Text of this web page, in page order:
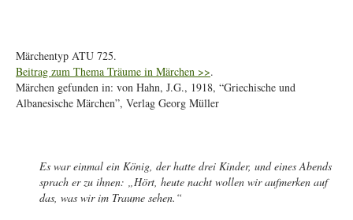
Märchentyp ATU 725.
Beitrag zum Thema Träume in Märchen >>.
Märchen gefunden in: von Hahn, J.G., 1918, “Griechische und
Albanesische Märchen”, Verlag Georg Müller
Es war einmal ein König, der hatte drei Kinder, und eines Abends
sprach er zu ihnen: „Hört, heute nacht wollen wir aufmerken auf
das, was wir im Traume sehen.“